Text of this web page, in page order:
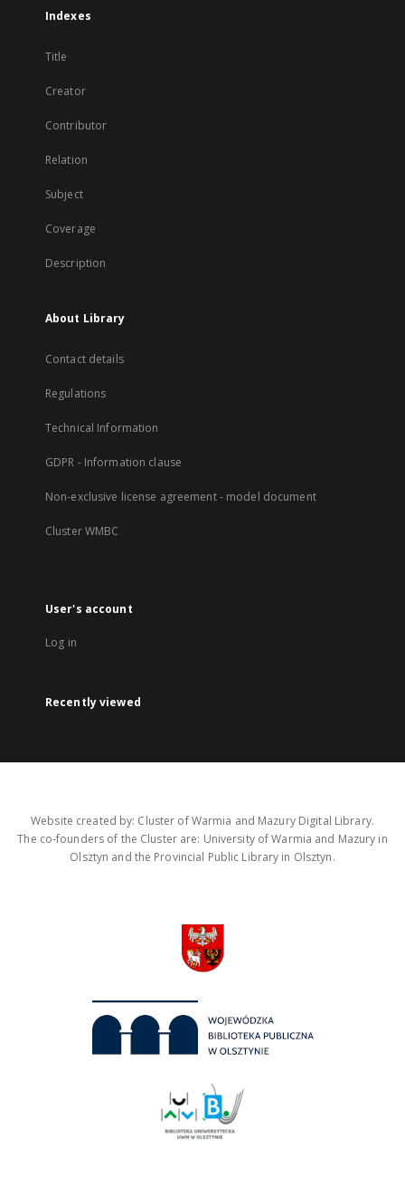
Indexes
Title
Creator
Contributor
Relation
Subject
Coverage
Description
About Library
Contact details
Regulations
Technical Information
GDPR - Information clause
Non-exclusive license agreement - model document
Cluster WMBC
User's account
Log in
Recently viewed
Website created by: Cluster of Warmia and Mazury Digital Library.
The co-founders of the Cluster are: University of Warmia and Mazury in
Olsztyn and the Provincial Public Library in Olsztyn.